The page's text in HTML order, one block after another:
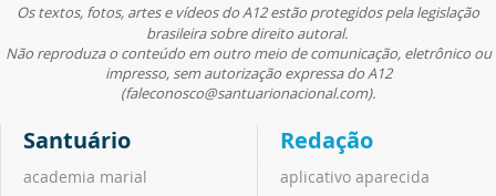
Os textos, fotos, artes e vídeos do A12 estão protegidos pela legislação
brasileira sobre direito autoral.
Não reproduza o conteúdo em outro meio de comunicação, eletrônico ou
impresso, sem autorização expressa do A12
(faleconosco@santuarionacional.com).
Santuário
academia marial
Redação
aplicativo aparecida